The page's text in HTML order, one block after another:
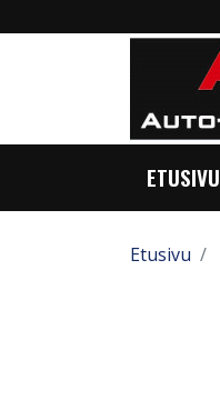
ETUSIVU
Etusivu